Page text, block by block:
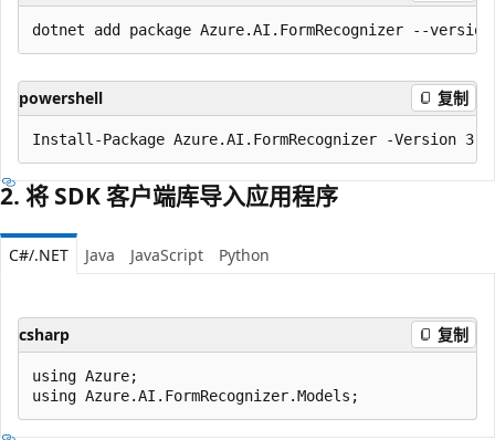
powershell 复制
2. 将 SDK 客户端库导入应用程序
C#/.NET Java JavaScript Python
csharp 复制
using Azure;